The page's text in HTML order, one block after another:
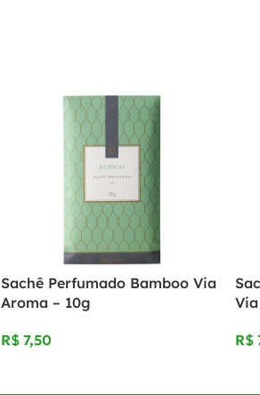
Sachê Perfumado Bamboo Via
Aroma – 10g
R$ R$